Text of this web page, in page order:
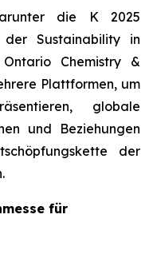
die K 2025
Sustainability in
Chemistry &
Plattformen, um
globale
und Beziehungen
der
für